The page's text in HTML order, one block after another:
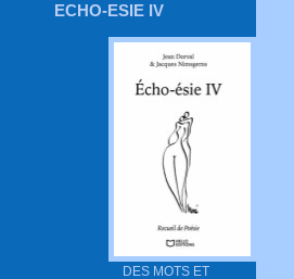
ECHO-ESIE IV
DES MOTS ET